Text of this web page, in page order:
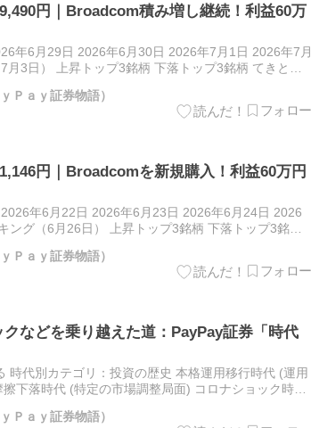
円｜Broadcom積み増し継続！利益60万
年6月29日 2026年6月30日 2026年7月1日 2026年7月
3日） 上昇トップ3銘柄 下落トップ3銘柄 てきとう
Ｐａｙ証券物語）
円｜Broadcomを新規購入！利益60万円
年6月22日 2026年6月23日 2026年6月24日 2026
グ（6月26日） 上昇トップ3銘柄 下落トップ3銘柄
Ｐａｙ証券物語）
などを乗り越えた道：PayPay証券「時代
時代別カテゴリ：投資の歴史 本格運用移行時代 (運用
下落時代 (特定の市場調整局面) コロナショック時代
Ｐａｙ証券物語）